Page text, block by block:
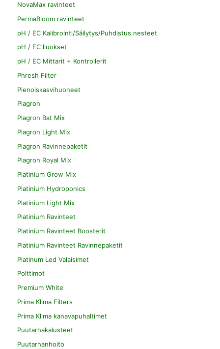
NovaMax ravinteet
PermaBloom ravinteet
pH / EC Kalibrointi/Säilytys/Puhdistus nesteet
pH / EC liuokset
pH / EC Mittarit + Kontrollerit
Phresh Filter
Pienoiskasvihuoneet
Plagron
Plagron Bat Mix
Plagron Light Mix
Plagron Ravinnepaketit
Plagron Royal Mix
Platinium Grow Mix
Platinium Hydroponics
Platinium Light Mix
Platinium Ravinteet
Platinium Ravinteet Boosterit
Platinium Ravinteet Ravinnepaketit
Platinum Led Valaisimet
Polttimot
Premium White
Prima Klima Filters
Prima Klima kanavapuhaltimet
Puutarhakalusteet
Puutarhanhoito